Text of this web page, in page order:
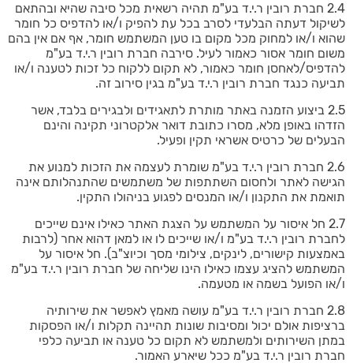
2.4 חברת רובין ר.י.ד בע"מ תהיה רשאית מכל סיבה שהיא ובהתאם
לשיקול דעתה הבלעדי לסרב בכל עת להפיק ו/או להדפיס כל חומר
שהוא ו/או למחוק מכל מקום בו טען המשתמש חומר, אף אם אין בהם
משום חומר אסור כאמור לעיל. סירבה חברת רובין ר.י.ד בע"מ
להדפיס/לאחסן חומר כאמור, לא תקום ללקוח כל זכות לטענה ו/או
תביעה כנגד חברת רובין ר.י.ד בע"מ בגין סירוב זה.
2.5 ביצוע הזמנה באתר מותרת לתאגידים ולבגירים בלבד, אשר
הזדהו באופן מלא, מסרו כתובת דואר אלקטרוני תקינה והינם
הבעלים של כרטיס אשראי תקין ופעיל.
2.6 חברת רובין ר.י.ד בע"מ שומרת לעצמה את הזכות למנוע את
הגישה לאתר ולחסום השתתפות של משתמשים שהתנהלותם אינה
תואמת את התקנון ו/או המנסים לפגוע בניהולו התקין.
2.7 חל איסור על המשתמש על הצגת האתר כאילו אינם שייכים
לחברת רובין ר.י.ד בע"מ ו/או שייכים לו או למאן דהוא אחר (לרבות
באמצעות קישורים, לינקים, צילומי מסך וכיוצ"ב). חל איסור על
המשתמש להציג עצמו כאילו הינו שליחה של חברת רובין ר.י.ד בע"מ
ו/או הפועל בשמה או מטעמה.
2.8 חברת רובין ר.י.ד בע"מ עושה מאמץ לאפשר את שירותיה
ברציפות אולם יכול ומסיבות שונות תהיינה תקלות ו/או הפסקות
במתן השירותים ולמשתמש לא תקום כל טענה או תביעה כלפי
חברת רובין ר.י.ד בע"מ ככל שיארע האמור.